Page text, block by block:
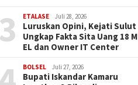
ETALASE Juli 28, 2026
Luruskan Opini, Kejati Sulut
Ungkap Fakta Sita Uang 18 M
EL dan Owner IT Center
BOLSEL Juli 27, 2026
Bupati Iskandar Kamaru